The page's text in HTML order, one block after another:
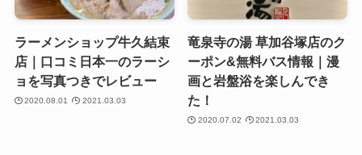
ラーメンショップ牛久結束
店｜口コミ日本一のラーシ
ョを写真つきでレビュー
2020.08.01 2021.03.03
竜泉寺の湯 草加谷塚店のク
ーポン&無料バス情報｜漫
画と岩盤浴を楽しんでき
た！
2020.07.02 2021.03.03